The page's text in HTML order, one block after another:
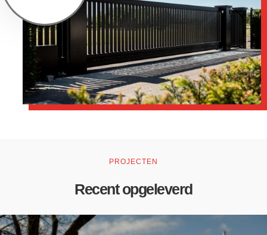
PROJECTEN
Recent opgeleverd